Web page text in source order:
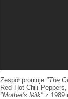
Zespół promuje "The
Red Hot Chili
"Mother's Milk" z 1989